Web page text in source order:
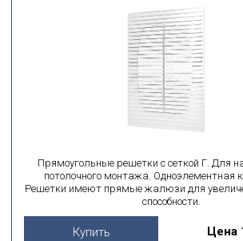
Прямоугольные решетки с сеткой Г. Для
потолочного монтажа. Одноэлементная
Решетки имеют прямые жалюзи для
способности.
Купить Цена